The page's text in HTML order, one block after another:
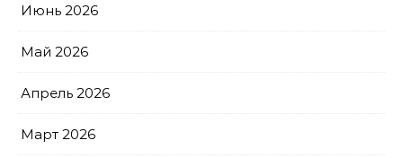
Июнь 2026
Май 2026
Апрель 2026
Март 2026